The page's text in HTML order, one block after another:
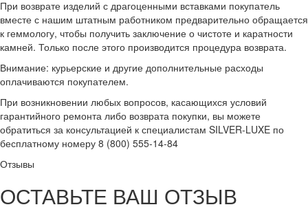
При возврате изделий с драгоценными вставками покупатель
вместе с нашим штатным работником предварительно обращается
к геммологу, чтобы получить заключение о чистоте и каратности
камней. Только после этого производится процедура возврата.
Внимание: курьерские и другие дополнительные расходы
оплачиваются покупателем.
При возникновении любых вопросов, касающихся условий
гарантийного ремонта либо возврата покупки, вы можете
обратиться за консультацией к специалистам SILVER-LUXE по
бесплатному номеру 8 (800) 555-14-84
Отзывы
ОСТАВЬТЕ ВАШ ОТЗЫВ